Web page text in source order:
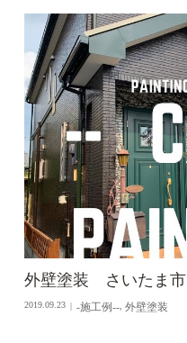
外壁塗装 さいたま市
2019.09.23 -施工例-- ,外壁塗装